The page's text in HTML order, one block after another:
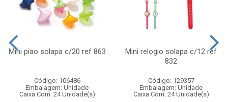
Mini piao solapa c/20 ref 863
Código: 106486
Embalagem: Unidade
Caixa Com: 24 Unidade(s)
Mini relogio solapa c/12 ref
832
Código: 129357
Embalagem: Unidade
Caixa Com: 24 Unidade(s)